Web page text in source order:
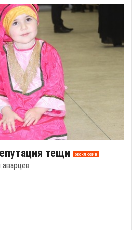
тещи эксклюзив